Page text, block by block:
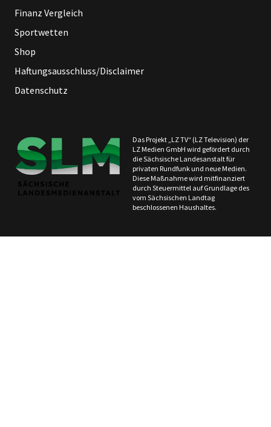
Finanz Vergleich
Sportwetten
Shop
Haftungsausschluss/Disclaimer
Datenschutz
Das Projekt „LZ TV“ (LZ Television) der
LZ Medien GmbH wird gefördert durch
die Sächsische Landesanstalt für
privaten Rundfunk und neue Medien.
Diese Maßnahme wird mitfinanziert
durch Steuermittel auf Grundlage des
vom Sächsischen Landtag
beschlossenen Haushaltes.